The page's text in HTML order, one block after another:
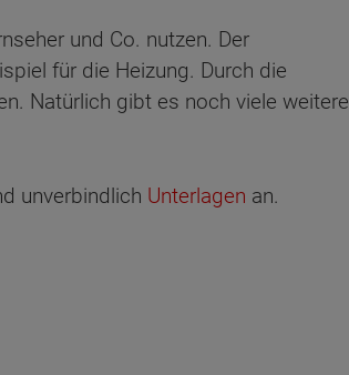
und Co. nutzen. Der
für die Heizung. Durch die
Natürlich gibt es noch viele weitere
unverbindlich Unterlagen an.